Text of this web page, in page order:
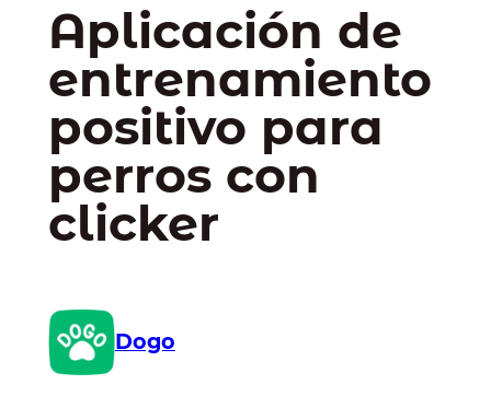
Aplicación de
entrenamiento
positivo para
perros con
clicker
Dogo